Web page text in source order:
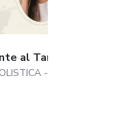
al Tarot Gitano